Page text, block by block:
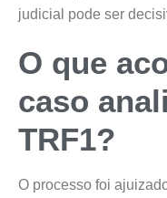
judicial pode ser
O que
caso
TRF1?
O processo foi